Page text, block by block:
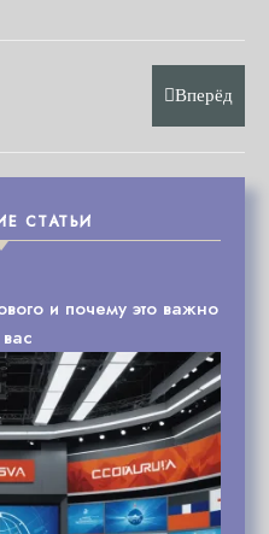
Вперёд
СТАТЬИ
и почему это важно